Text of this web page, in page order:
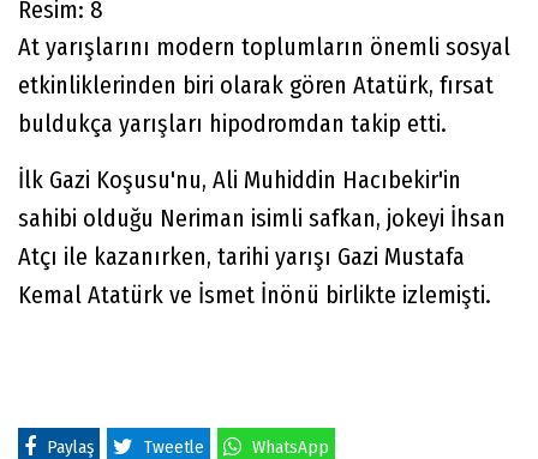
At yarışlarını modern toplumların önemli sosyal
etkinliklerinden biri olarak gören Atatürk, fırsat
buldukça yarışları hipodromdan takip etti.
İlk Gazi Koşusu'nu, Ali Muhiddin Hacıbekir'in
sahibi olduğu Neriman isimli safkan, jokeyi İhsan
Atçı ile kazanırken, tarihi yarışı Gazi Mustafa
Kemal Atatürk ve İsmet İnönü birlikte izlemişti.
Paylaş Tweetle WhatsApp